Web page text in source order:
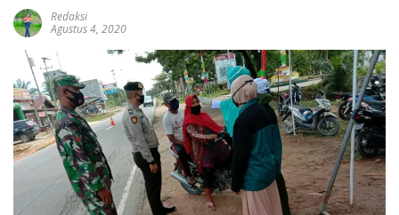
Redaksi
Agustus 4, 2020